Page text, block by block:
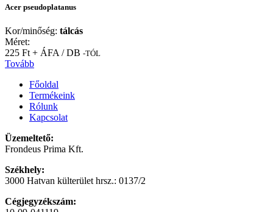
Acer pseudoplatanus
Kor/minőség: tálcás
Méret:
225 Ft + ÁFA / DB -TÓL
Tovább
Főoldal
Termékeink
Rólunk
Kapcsolat
Üzemeltető:
Frondeus Prima Kft.
Székhely:
3000 Hatvan külterület hrsz.: 0137/2
Cégjegyzékszám: